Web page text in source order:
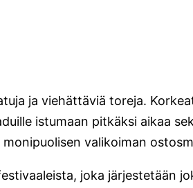
ja viehättäviä toreja.
istumaan pitkäksi aikaa
valikoiman
joka järjestetään